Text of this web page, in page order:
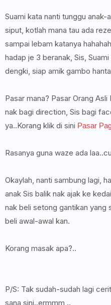
Suami kata nanti tunggu
siput, kotlah mana tau ada
sampai lebam katanya
hadap je 3 beranak, Sis,
dengki, siap amik gambo
Pasar mana? Pasar Orang
nak bagi direction, Sis bagi
ya..Korang klik di sini Pasar
Rasanya guna waze ada
Okaylah, nanti sambung lagi,
anak Sis balik nak ajak ke
nak beli setong gantikan yang
beli awal-awal kan.
Korang masak apa?..
P/S: Tak sudah-sudah lagi
sana sini..ermmm ..